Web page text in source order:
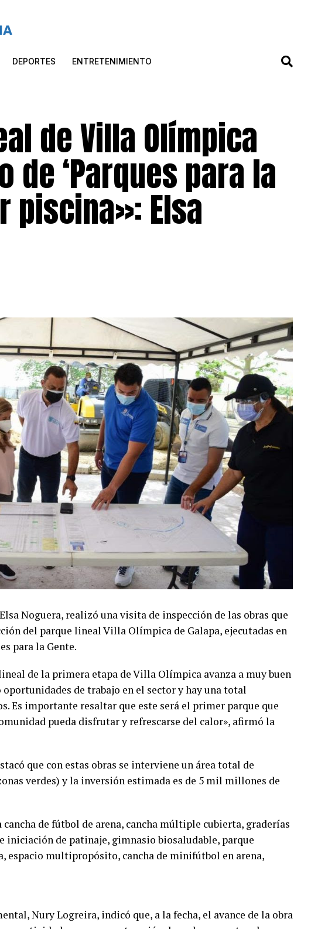
DEPORTES ENTRETENIMIENTO
de Villa Olímpica
‘Parques para la
piscina»: Elsa
Noguera, realizó una visita de inspección de las obras que
del parque lineal Villa Olímpica de Galapa, ejecutadas en
para la Gente.
de la primera etapa de Villa Olímpica avanza a muy buen
de trabajo en el sector y hay una total
Es importante resaltar que este será el primer parque que
pueda disfrutar y refrescarse del calor», afirmó la
que con estas obras se interviene un área total de
verdes) y la inversión estimada es de 5 mil millones de
de fútbol de arena, cancha múltiple cubierta, graderías
iniciación de patinaje, gimnasio biosaludable, parque
espacio multipropósito, cancha de minifútbol en arena,
Nury Logreira, indicó que, a la fecha, el avance de la obra